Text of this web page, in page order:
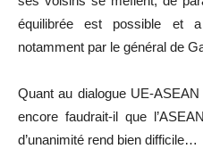
équilibrée est possible et
notamment par le général de
Quant au dialogue UE-ASEAN
encore faudrait-il que
d’unanimité rend bien difficile…